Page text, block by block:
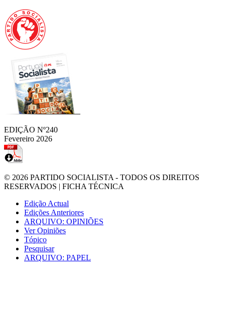
EDIÇÃO Nº240
Fevereiro 2026
© 2026 PARTIDO SOCIALISTA - TODOS OS DIREITOS
RESERVADOS | FICHA TÉCNICA
Edição Actual
Edições Anteriores
ARQUIVO: OPINIÕES
Ver Opiniões
Tópico
Pesquisar
ARQUIVO: PAPEL